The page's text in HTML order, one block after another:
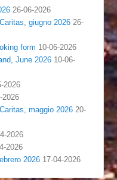
26-06-2026
giugno 2026 26-
form 10-06-2026
June 2026 10-06-
2026
2026
maggio 2026 20-
2026
2026
2026 17-04-2026